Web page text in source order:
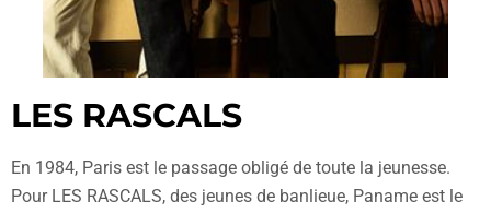
LES RASCALS
En 1984, Paris est le passage obligé de toute la jeunesse.
Pour LES RASCALS, des jeunes de banlieue, Paname est le